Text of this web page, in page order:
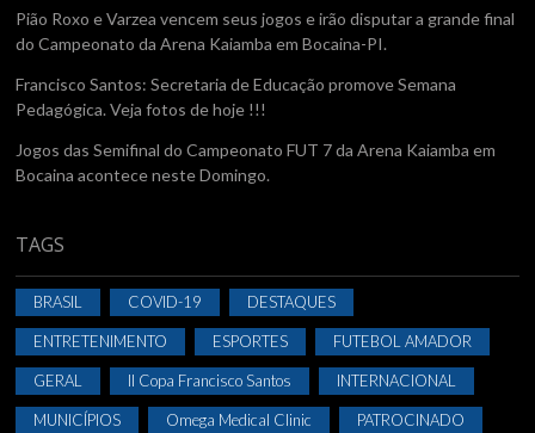
Pião Roxo e Varzea vencem seus jogos e irão disputar a grande final
do Campeonato da Arena Kaiamba em Bocaina-PI.
Francisco Santos: Secretaria de Educação promove Semana
Pedagógica. Veja fotos de hoje !!!
Jogos das Semifinal do Campeonato FUT 7 da Arena Kaiamba em
Bocaina acontece neste Domingo.
TAGS
BRASIL COVID-19 DESTAQUES
ENTRETENIMENTO ESPORTES FUTEBOL AMADOR
GERAL II Copa Francisco Santos INTERNACIONAL
MUNICÍPIOS Omega Medical Clinic PATROCINADO